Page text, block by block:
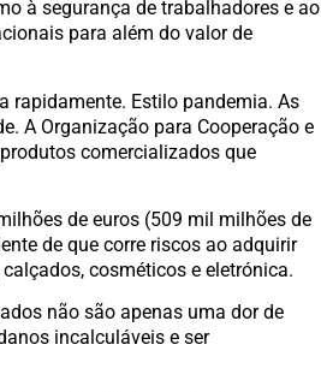
à segurança de trabalhadores e ao
para além do valor de
rapidamente. Estilo pandemia. As
A Organização para Cooperação e
comercializados que
de euros (509 mil milhões de
de que corre riscos ao adquirir
cosméticos e eletrónica.
não são apenas uma dor de
incalculáveis ​​e ser